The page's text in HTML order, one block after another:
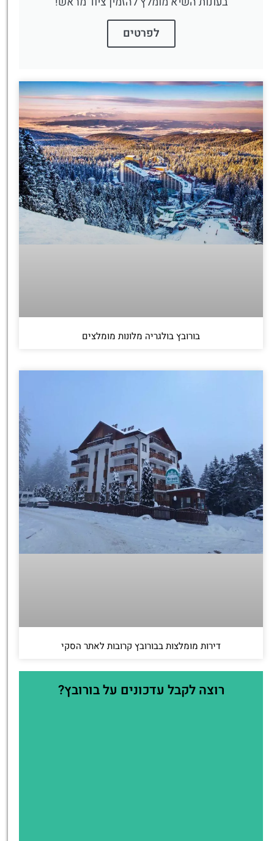
לפרטים
בורובץ בולגריה מלונות מומלצים
דירות מומלצות בבורובץ קרובות לאתר הסקי
רוצה לקבל עדכונים על בורובץ?